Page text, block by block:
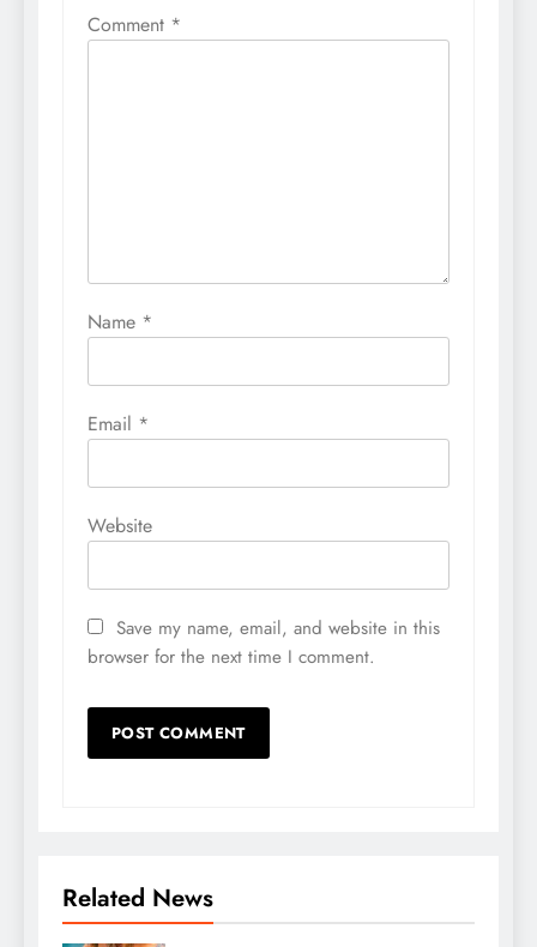
Comment *
Name *
Email *
Website
Save my name, email, and website in this
browser for the next time I comment.
Related News